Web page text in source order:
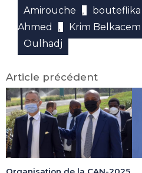
Amirouche , bouteflika
Ahmed
, Krim Belkacem
Oulhadj
Article précédent